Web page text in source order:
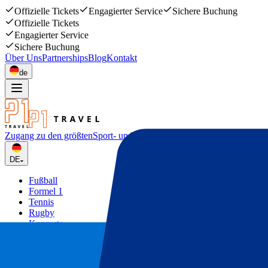
Offizielle Tickets Engagierter Service
Sichere Buchung
Offizielle Tickets
Engagierter Service
Sichere Buchung
Über UnsPartnershipsBlogKontakt
de
Zugang zu den größtenSport- und Musikevents
DE
Fußball
Formel 1
Tennis
Rugby
Konzerte